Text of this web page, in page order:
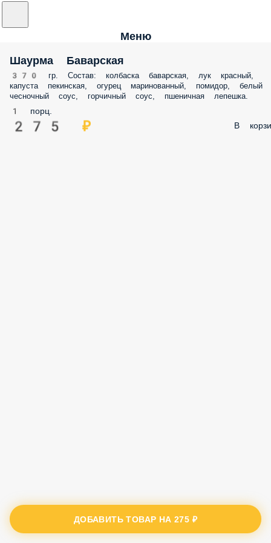
Меню
Шаурма Баварская
370 гр. Состав: колбаска баварская, лук красный,
капуста пекинская, огурец маринованный, помидор, белый
чесночный соус, горчичный соус, пшеничная лепешка.
1 порц.
275 ₽ В
ДОБАВИТЬ ТОВАР НА275 ₽